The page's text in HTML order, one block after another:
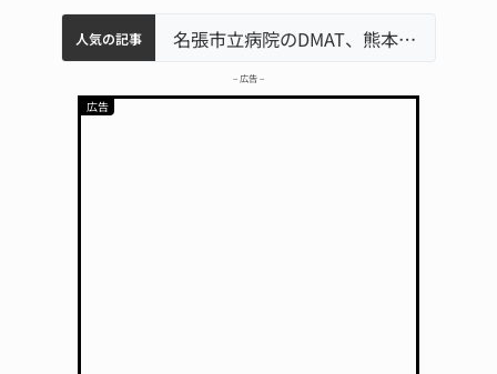
人気の記事
名張市水道料金47％値上げへ 答申案、審議会で大筋まとまる
器物損壊容疑で83歳女逮捕 伊賀署
中学校の陶壁モニュメント 地元建設会社がボランティアで清掃 伊賀 名張市立病院のDMAT、熊本地震の被災地へ 能登以来3回目の派遣
– 広告 –